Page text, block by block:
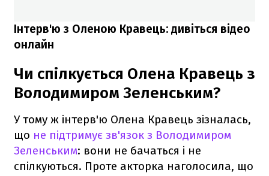
Інтерв'ю з Оленою Кравець: дивіться відео
онлайн
Чи спілкується Олена Кравець з
Володимиром Зеленським?
У тому ж інтерв'ю Олена Кравець зізналась,
що не підтримує зв'язок з Володимиром
Зеленським: вони не бачаться і не
спілкуються. Проте акторка наголосила, що